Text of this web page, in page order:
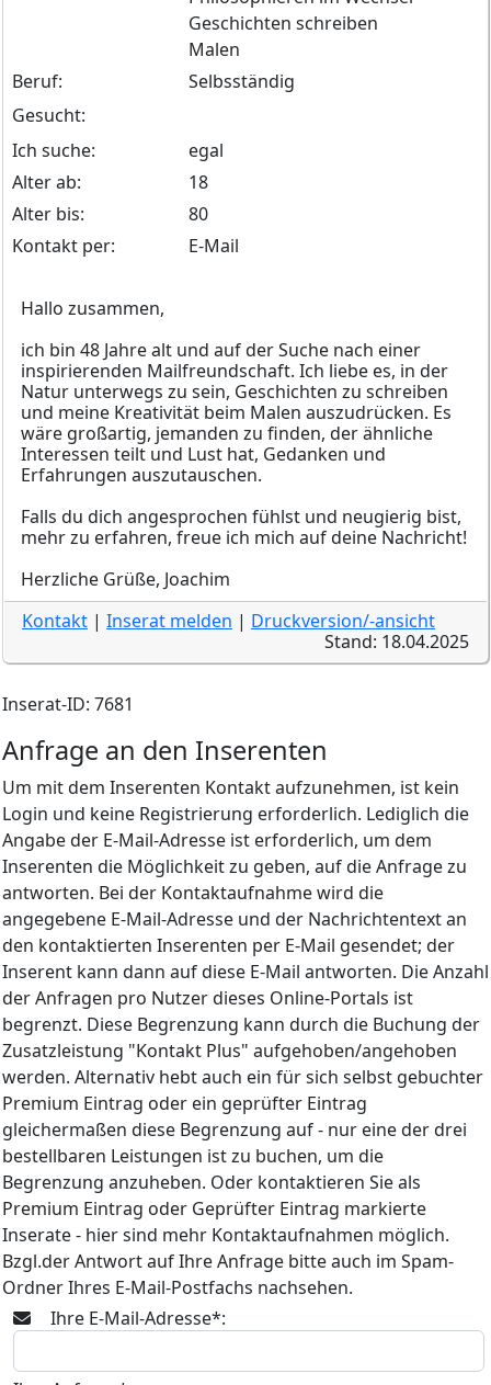
Geschichten schreiben
Malen
Beruf:
Selbsständig
Gesucht:
Ich suche:
egal
Alter ab:
18
Alter bis:
80
Kontakt per:
E-Mail
Hallo zusammen,
ich bin 48 Jahre alt und auf der Suche nach einer
inspirierenden Mailfreundschaft. Ich liebe es, in der
Natur unterwegs zu sein, Geschichten zu schreiben
und meine Kreativität beim Malen auszudrücken. Es
wäre großartig, jemanden zu finden, der ähnliche
Interessen teilt und Lust hat, Gedanken und
Erfahrungen auszutauschen.
Falls du dich angesprochen fühlst und neugierig bist,
mehr zu erfahren, freue ich mich auf deine Nachricht!
Herzliche Grüße, Joachim
Kontakt | Inserat melden | Druckversion/-ansicht
Stand: 18.04.2025
Inserat-ID: 7681
Anfrage an den Inserenten
Um mit dem Inserenten Kontakt aufzunehmen, ist kein
Login und keine Registrierung erforderlich. Lediglich die
Angabe der E-Mail-Adresse ist erforderlich, um dem
Inserenten die Möglichkeit zu geben, auf die Anfrage zu
antworten. Bei der Kontaktaufnahme wird die
angegebene E-Mail-Adresse und der Nachrichtentext an
den kontaktierten Inserenten per E-Mail gesendet; der
Inserent kann dann auf diese E-Mail antworten. Die Anzahl
der Anfragen pro Nutzer dieses Online-Portals ist
begrenzt. Diese Begrenzung kann durch die Buchung der
Zusatzleistung "Kontakt Plus" aufgehoben/angehoben
werden. Alternativ hebt auch ein für sich selbst gebuchter
Premium Eintrag oder ein geprüfter Eintrag
gleichermaßen diese Begrenzung auf - nur eine der drei
bestellbaren Leistungen ist zu buchen, um die
Begrenzung anzuheben. Oder kontaktieren Sie als
Premium Eintrag oder Geprüfter Eintrag markierte
Inserate - hier sind mehr Kontaktaufnahmen möglich.
Bzgl.der Antwort auf Ihre Anfrage bitte auch im Spam-
Ordner Ihres E-Mail-Postfachs nachsehen.
Ihre E-Mail-Adresse*: